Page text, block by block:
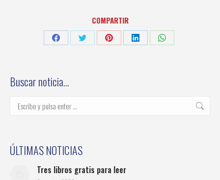
COMPARTIR
Share
Share
Share
Share
Share
Buscar noticia…
Buscar:
ÚLTIMAS NOTICIAS
Tres libros gratis para leer